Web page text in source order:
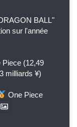
BALL"
sur l'année
Piece (12,49
milliards ¥)
One Piece